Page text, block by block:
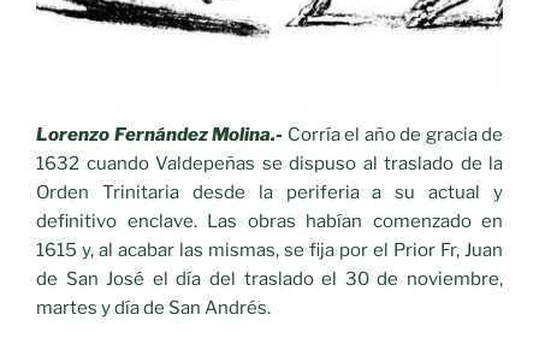
Lorenzo Fernández Molina.- Corría el año de gracia de
1632 cuando Valdepeñas se dispuso al traslado de la
Orden Trinitaria desde la periferia a su actual y
definitivo enclave. Las obras habían comenzado en
1615 y, al acabar las mismas, se fija por el Prior Fr, Juan
de San José el día del traslado el 30 de noviembre,
martes y día de San Andrés.